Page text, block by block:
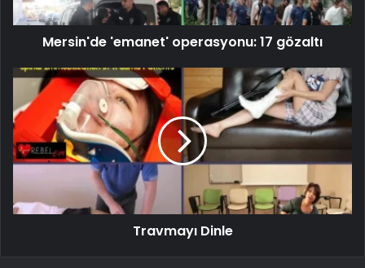
Mersin'de 'emanet' operasyonu: 17 gözaltı
Travmayı Dinle